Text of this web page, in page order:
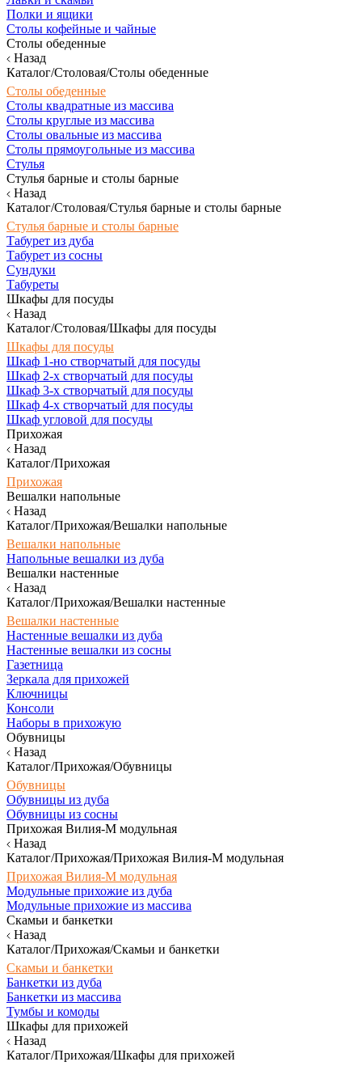
Полки и ящики
Столы кофейные и чайные
Столы обеденные
Назад
Каталог/Столовая/Столы обеденные
Столы обеденные
Столы квадратные из массива
Столы круглые из массива
Столы овальные из массива
Столы прямоугольные из массива
Стулья
Стулья барные и столы барные
Назад
Каталог/Столовая/Стулья барные и столы барные
Стулья барные и столы барные
Табурет из дуба
Табурет из сосны
Сундуки
Табуреты
Шкафы для посуды
Назад
Каталог/Столовая/Шкафы для посуды
Шкафы для посуды
Шкаф 1-но створчатый для посуды
Шкаф 2-х створчатый для посуды
Шкаф 3-х створчатый для посуды
Шкаф 4-х створчатый для посуды
Шкаф угловой для посуды
Прихожая
Назад
Каталог/Прихожая
Прихожая
Вешалки напольные
Назад
Каталог/Прихожая/Вешалки напольные
Вешалки напольные
Напольные вешалки из дуба
Вешалки настенные
Назад
Каталог/Прихожая/Вешалки настенные
Вешалки настенные
Настенные вешалки из дуба
Настенные вешалки из сосны
Газетница
Зеркала для прихожей
Ключницы
Консоли
Наборы в прихожую
Обувницы
Назад
Каталог/Прихожая/Обувницы
Обувницы
Обувницы из дуба
Обувницы из сосны
Прихожая Вилия-М модульная
Назад
Каталог/Прихожая/Прихожая Вилия-М модульная
Прихожая Вилия-М модульная
Модульные прихожие из дуба
Модульные прихожие из массива
Скамьи и банкетки
Назад
Каталог/Прихожая/Скамьи и банкетки
Скамьи и банкетки
Банкетки из дуба
Банкетки из массива
Тумбы и комоды
Шкафы для прихожей
Назад
Каталог/Прихожая/Шкафы для прихожей